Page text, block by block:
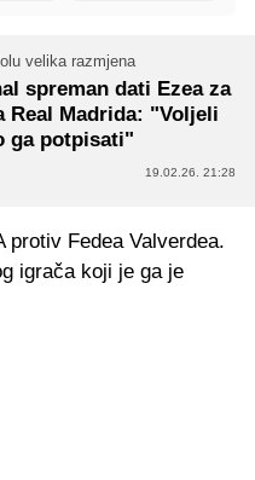
velika razmjena
spreman dati Ezea za
Real Madrida: "Voljeli
ga potpisati"
19.02.26. 21:28
protiv Fedea Valverdea.
igrača koji je ga je